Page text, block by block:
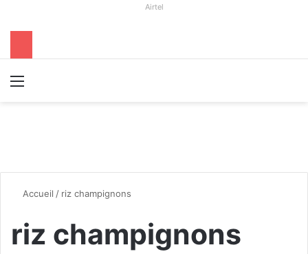
Airtel
Accueil / riz champignons
riz champignons